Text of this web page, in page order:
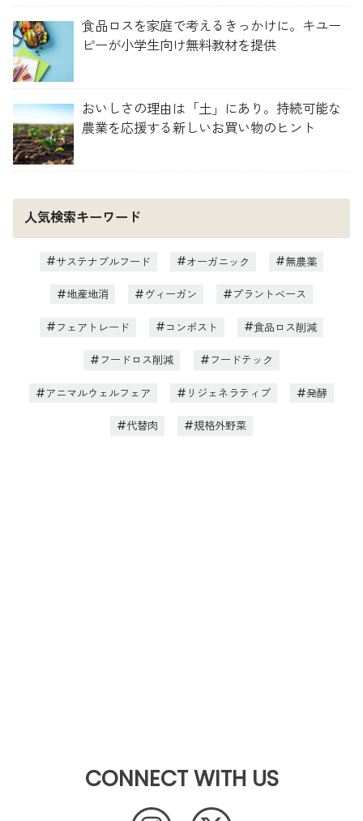
食品ロスを家庭で考えるきっかけに。キユー
ピーが小学生向け無料教材を提供
おいしさの理由は「土」にあり。持続可能な
農業を応援する新しいお買い物のヒント
人気検索キーワード
サステナブルフード オーガニック 無農薬
地産地消 ヴィーガン プラントベース
フェアトレード コンポスト 食品ロス削減
フードロス削減 フードテック
アニマルウェルフェア リジェネラティブ 発酵
代替肉 規格外野菜
CONNECT WITH US